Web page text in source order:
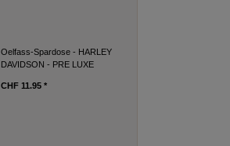
Oelfass-Spardose - HARLEY
DAVIDSON - PRE LUXE
CHF 11.95 *